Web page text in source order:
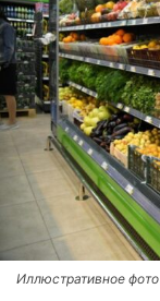
Иллюстративное фото